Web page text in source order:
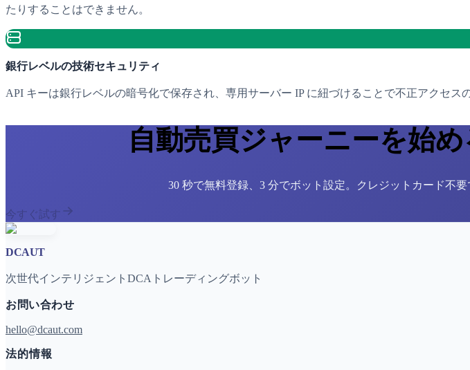
たりすることはできません。
銀行レベルの技術セキュリティ
API キーは銀行レベルの暗号化で保存され、専用サーバー IP に紐づけることで不正アクセス
自動売買ジャーニーを始
30 秒で無料登録、3 分でボット設定。クレジットカード不
今すぐ試す
DCAUT
次世代インテリジェントDCAトレーディングボット
お問い合わせ
hello@dcaut.com
法的情報